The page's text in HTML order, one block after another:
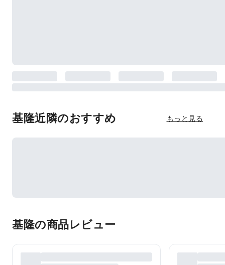
基隆近隣のおすすめ もっと見る
基隆の商品レビュー